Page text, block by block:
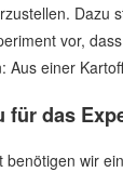
Dazu
vor,
Aus einer
für das
benötigen wir